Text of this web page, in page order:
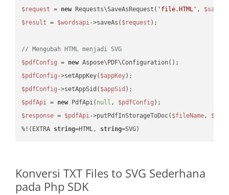
$request = new Requests\SaveAsRequest( 'file.HTML' ,
$result = $wordsapi->saveAs( $request );
// Mengubah HTML menjadi SVG
$pdfConfig = new
$pdfConfig ->setAppKey( $appKey
$pdfConfig ->setAppSid( $appSid
$pdfApi = new PdfApi( null , $pdfConfig
$response = $pdfApi->putPdfInStorageToDoc( $fileName,
%!(EXTRA string=HTML, string=SVG)
Konversi TXT Files to SVG Sederhana
pada Php SDK